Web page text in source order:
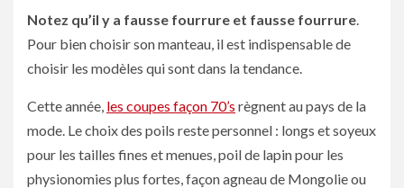
Notez qu’il y a fausse fourrure et fausse fourrure.
Pour bien choisir son manteau, il est indispensable de
choisir les modèles qui sont dans la tendance.
Cette année, les coupes façon 70’s règnent au pays de la
mode. Le choix des poils reste personnel : longs et soyeux
pour les tailles fines et menues, poil de lapin pour les
physionomies plus fortes, façon agneau de Mongolie ou